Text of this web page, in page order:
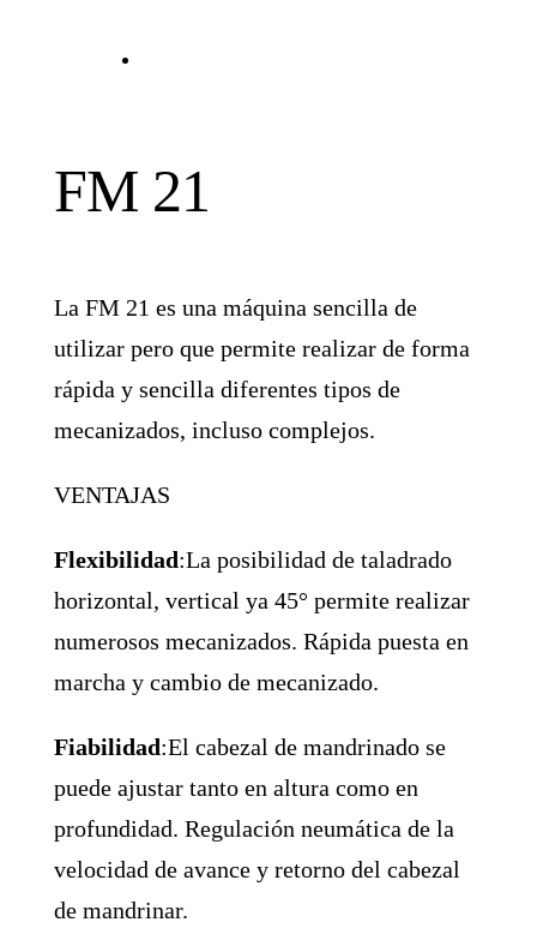
FM 21
La FM 21 es una máquina sencilla de
utilizar pero que permite realizar de forma
rápida y sencilla diferentes tipos de
mecanizados, incluso complejos.
VENTAJAS
Flexibilidad:La posibilidad de taladrado
horizontal, vertical ya 45° permite realizar
numerosos mecanizados. Rápida puesta en
marcha y cambio de mecanizado.
Fiabilidad:El cabezal de mandrinado se
puede ajustar tanto en altura como en
profundidad. Regulación neumática de la
velocidad de avance y retorno del cabezal
de mandrinar.